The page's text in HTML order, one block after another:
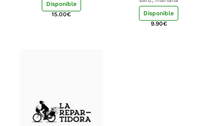
Disponible
15.00€
Disponible
9.90€